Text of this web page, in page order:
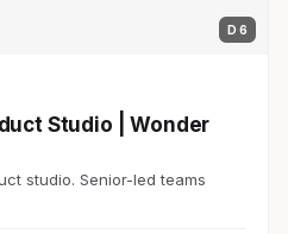
D 6
Studio | Wonder
studio. Senior-led teams